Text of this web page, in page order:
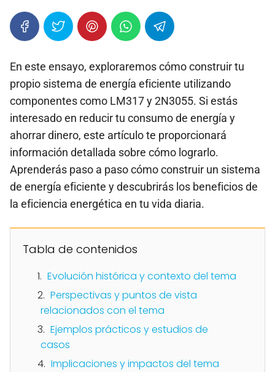
En este ensayo, exploraremos cómo construir tu
propio sistema de energía eficiente utilizando
componentes como LM317 y 2N3055. Si estás
interesado en reducir tu consumo de energía y
ahorrar dinero, este artículo te proporcionará
información detallada sobre cómo lograrlo.
Aprenderás paso a paso cómo construir un sistema
de energía eficiente y descubrirás los beneficios de
la eficiencia energética en tu vida diaria.
Tabla de contenidos
Evolución histórica y contexto del tema
Perspectivas y puntos de vista
relacionados con el tema
Ejemplos prácticos y estudios de
casos
Implicaciones y impactos del tema